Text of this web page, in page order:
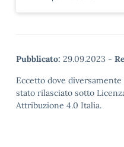
Pubblicato: 29.09.2023 -
Eccetto dove
stato rilasciato sotto
Attribuzione 4.0 Italia.